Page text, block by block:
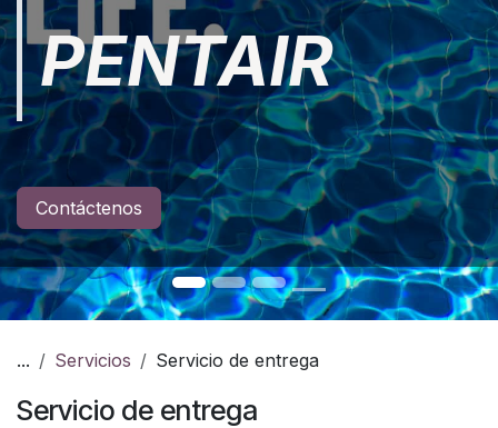
PENTAIR
Contáctenos
... Servicios Servicio de entrega
Servicio de entrega